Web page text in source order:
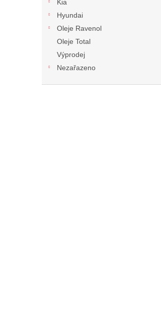
Kia
Hyundai
Oleje Ravenol
Oleje Total
Výprodej
Nezařazeno